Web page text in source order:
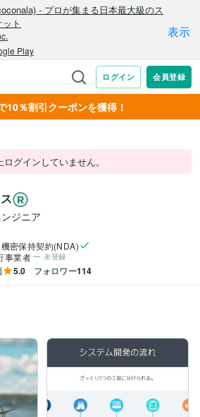
10％割引クーポンを獲得！
グインしていません。
ジニア
機密保持契約(NDA)
事業者
未登録
5.0 フォロワー114